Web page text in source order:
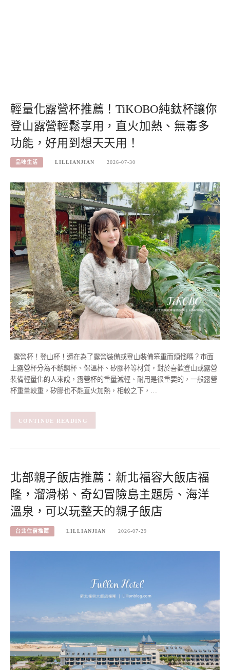
輕量化露營杯推薦！TiKOBO純鈦杯讓你
登山露營輕鬆享用，直火加熱、無毒多
功能，好用到想天天用！
品味生活 LILLIANJIAN 2026-07-30
露營杯！登山杯！還在為了露營裝備或登山裝備笨重而煩惱嗎？市面
上露營杯分為不銹鋼杯、保溫杯、矽膠杯等材質，對於喜歡登山或露營
裝備輕量化的人來說，露營杯的重量減輕、耐用是很重要的，一般露營
杯重量較重，矽膠也不能直火加熱，相較之下，…
CONTINUE READING
北部親子飯店推薦：新北福容大飯店福
隆，溜滑梯、奇幻冒險島主題房、海洋
溫泉，可以玩整天的親子飯店
台北住宿推薦 LILLIANJIAN 2026-07-29